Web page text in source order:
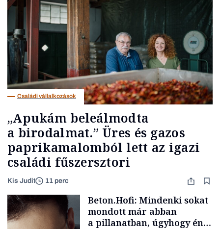
Családi vállalkozások
„Apukám beleálmodta
a birodalmat.” Üres és gazos
paprikamalomból lett az igazi
családi fűszersztori
Kis Judit 11 perc
Beton.Hofi: Mindenki sokat
mondott már abban
a pillanatban, úgyhogy én